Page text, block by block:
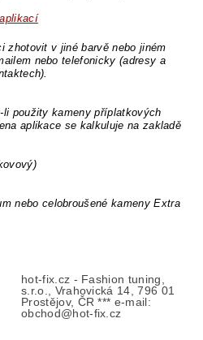
zhotovit v jiné barvě nebo jiném
nebo telefonicky (adresy a
použity kameny příplatkových
aplikace se kalkuluje na zakladě
nebo celobroušené kameny Extra
hot-fix.cz - Fashion tuning,
s.r.o., Vrahovická 14, 796 01
Prostějov, ČR *** e-mail:
obchod@hot-fix.cz